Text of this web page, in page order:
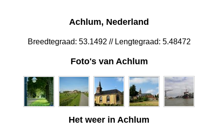
Achlum, Nederland
Breedtegraad: 53.1492 // Lengtegraad: 5.48472
Foto's van Achlum
Het weer in Achlum